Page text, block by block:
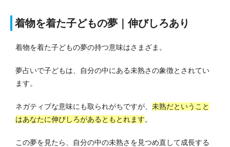
着物を着た子どもの夢｜伸びしろあり
着物を着た子どもの夢の持つ意味はさまざま。
夢占いで子どもは、自分の中にある未熟さの象徴とされてい
ます。
ネガティブな意味にも取られがちですが、 未熟だということ
はあなたに伸びしろがあるともとれます。
この夢を見たら、自分の中の未熟さを見つめ直して成長する